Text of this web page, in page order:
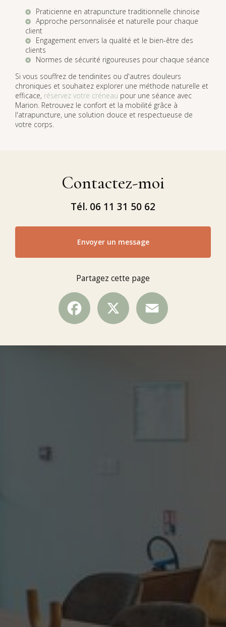
Praticienne en atrapuncture traditionnelle chinoise
Approche personnalisée et naturelle pour chaque
client
Engagement envers la qualité et le bien-être des
clients
Normes de sécurité rigoureuses pour chaque séance
Si vous souffrez de tendinites ou d'autres douleurs
chroniques et souhaitez explorer une méthode naturelle et
efficace, réservez votre créneau pour une séance avec
Marion. Retrouvez le confort et la mobilité grâce à
l'atrapuncture, une solution douce et respectueuse de
votre corps.
Contactez-moi
Tél. 06 11 31 50 62
Envoyer un message
Partagez cette page
Facebook